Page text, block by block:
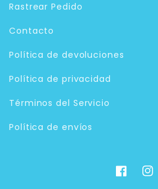
Rastrear Pedido
Contacto
Política de devoluciones
Política de privacidad
Términos del Servicio
Política de envíos
Facebook